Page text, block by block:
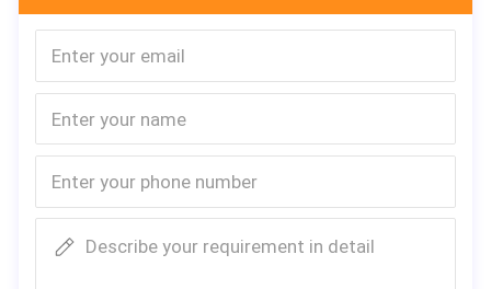
Describe your requirement in detail